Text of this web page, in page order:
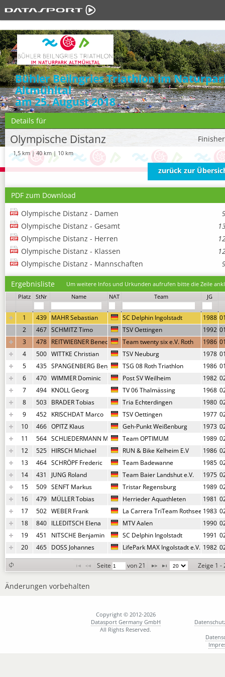
Bühler Beilngries Triathlon im
Altmühltal
am 25. August 2018
Details für
Olympische Distanz
1,5 km | 40 km | 10 km
zurück zur
PDF zum Download
Olympische Distanz - Damen
Olympische Distanz - Gesamt
Olympische Distanz - Herren
Olympische Distanz - Klassen
Olympische Distanz - Mannschaften
Ergebnisliste
Um weitere Infos und Urkunden aufrufen bitte die Zeile
Platz
StNr Name NAT Team JG
1 439 MAHR Sebastian SC Delphin Ingolstadt 1988
2
467 SCHMITZ Timo TSV Oettingen 1992
3
478 REITWIEßNER Benedikt Team twenty six e.V. Roth 1986
4
500 WITTKE Christian TSV Neuburg 1978
5
435 SPANGENBERG BenjaminTSG 08 Roth Triathlon 1986
6
470 WIMMER Dominic Post SV Weilheim 1982
7
494 KNOLL Georg TV 06 Thalmässing 1968
8
503 BRADER Tobias Tria Echterdingen 1980
9
452 KRISCHDAT Marco TSV Oettingen 1977
10
466 OPITZ Klaus Geh-Punkt Weißenburg 1973
11
564 SCHLIEDERMANN Marco Team OPTIMUM 1989
12
525 HIRSCH Michael RUN & Bike Kelheim E.V 1986
13
464 SCHRÖPF Frederic Team Badewanne 1985
14
431 JUNG Roland Team Baier Landshut e.V. 1975
15
509 SENFT Markus Tristar Regensburg 1989
16
479 MÜLLER Tobias Herrieder Aquathleten 1981
17
502 WEBER Frank La Carrera TriTeam Rothsee 1983
18
840 ILLEDITSCH Elena MTV Aalen 1990
19
451 NITSCHE Benjamin SC Delphin Ingolstadt 1991
20
465 DOSS Johannes LifePark MAX Ingolstadt e.V. 1982
Seite von 21 Zeige 1 -
Änderungen vorbehalten
Copyright © 2012-2026
Datasport Germany GmbH
All Rights Reserved.